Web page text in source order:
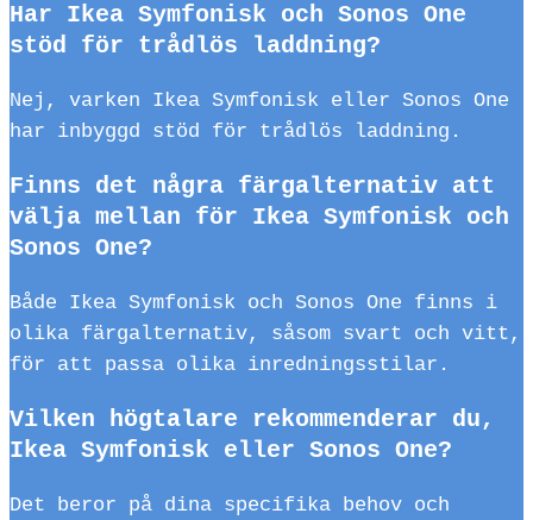
Har Ikea Symfonisk och Sonos One
stöd för trådlös laddning?
Nej, varken Ikea Symfonisk eller Sonos One
har inbyggd stöd för trådlös laddning.
Finns det några färgalternativ att
välja mellan för Ikea Symfonisk och
Sonos One?
Både Ikea Symfonisk och Sonos One finns i
olika färgalternativ, såsom svart och vitt,
för att passa olika inredningsstilar.
Vilken högtalare rekommenderar du,
Ikea Symfonisk eller Sonos One?
Det beror på dina specifika behov och